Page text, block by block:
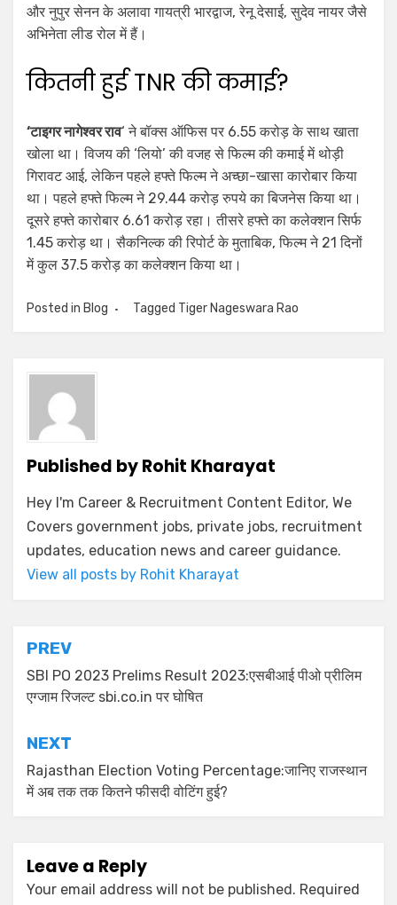
और नुपुर सेनन के अलावा गायत्री भारद्वाज, रेनू देसाई, सुदेव नायर जैसे
अभिनेता लीड रोल में हैं।
कितनी हुई TNR की कमाई?
‘टाइगर नागेश्वर राव‘ ने बॉक्स ऑफिस पर 6.55 करोड़ के साथ खाता
खोला था। विजय की ‘लियो’ की वजह से फिल्म की कमाई में थोड़ी
गिरावट आई, लेकिन पहले हफ्ते फिल्म ने अच्छा-खासा कारोबार किया
था। पहले हफ्ते फिल्म ने 29.44 करोड़ रुपये का बिजनेस किया था।
दूसरे हफ्ते कारोबार 6.61 करोड़ रहा। तीसरे हफ्ते का कलेक्शन सिर्फ
1.45 करोड़ था। सैकनिल्क की रिपोर्ट के मुताबिक, फिल्म ने 21 दिनों
में कुल 37.5 करोड़ का कलेक्शन किया था।
Posted in Blog Tagged Tiger Nageswara Rao
Published byRohit Kharayat
Hey I'm Career & Recruitment Content Editor, We
Covers government jobs, private jobs, recruitment
updates, education news and career guidance.
View all posts by Rohit Kharayat
PREV
SBI PO 2023 Prelims Result 2023:एसबीआई पीओ प्रीलिम
एग्जाम रिजल्ट sbi.co.in पर घोषित
NEXT
Rajasthan Election Voting Percentage:जानिए राजस्थान
में अब तक तक कितने फीसदी वोटिंग हुई?
Leave a Reply
Your email address will not be published. Required